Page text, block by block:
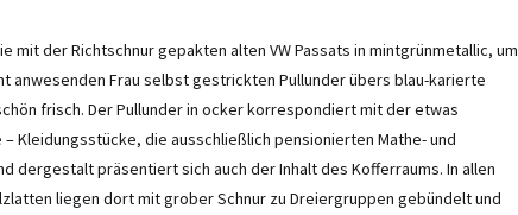
mit der Richtschnur gepakten alten VW Passats in mintgrünmetallic, um
anwesenden Frau selbst gestrickten Pullunder übers blau-karierte
frisch. Der Pullunder in ocker korrespondiert mit der etwas
Kleidungsstücke, die ausschließlich pensionierten Mathe- und
dergestalt präsentiert sich auch der Inhalt des Kofferraums. In allen
liegen dort mit grober Schnur zu Dreiergruppen gebündelt und